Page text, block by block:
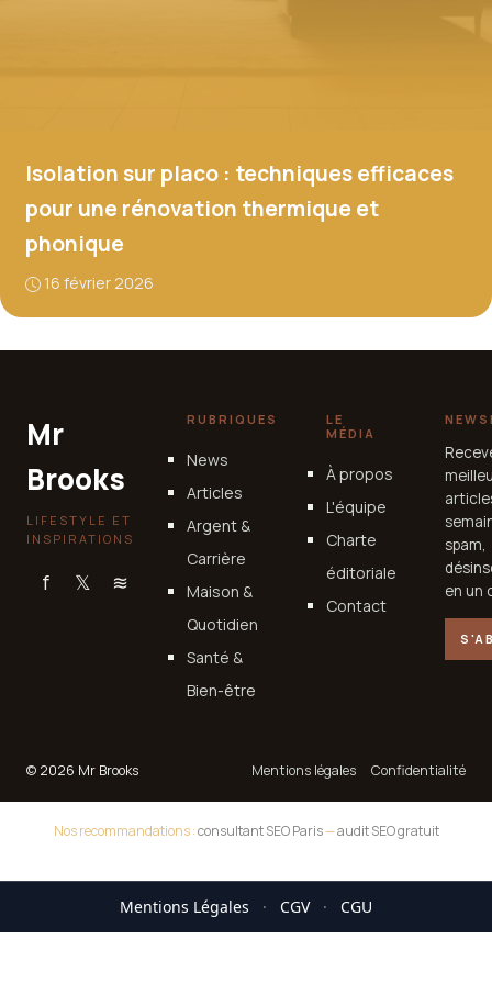
Isolation sur placo : techniques efficaces
pour une rénovation thermique et
phonique
16 février 2026
Mr
Brooks
LIFESTYLE ET
INSPIRATIONS
f 𝕏 ≋
RUBRIQUES
News
Articles
Argent &
Carrière
Maison &
Quotidien
Santé &
Bien-être
LE
MÉDIA
À propos
L'équipe
Charte
éditoriale
Contact
spam,
en un
© 2026 Mr Brooks Mentions légales Confidentialité
Nos recommandations :consultant SEO Paris—audit SEO gratuit
Mentions Légales · CGV · CGU